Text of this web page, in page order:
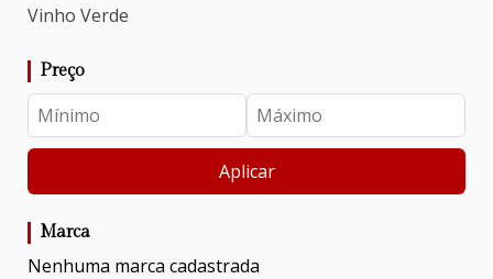
Vinho Verde
Preço
Aplicar
Marca
Nenhuma marca cadastrada